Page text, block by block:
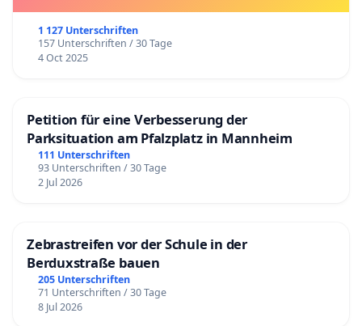
1 127 Unterschriften
157 Unterschriften / 30 Tage
4 Oct 2025
Petition für eine Verbesserung der
Parksituation am Pfalzplatz in Mannheim
111 Unterschriften
93 Unterschriften / 30 Tage
2 Jul 2026
Zebrastreifen vor der Schule in der
Berduxstraße bauen
205 Unterschriften
71 Unterschriften / 30 Tage
8 Jul 2026